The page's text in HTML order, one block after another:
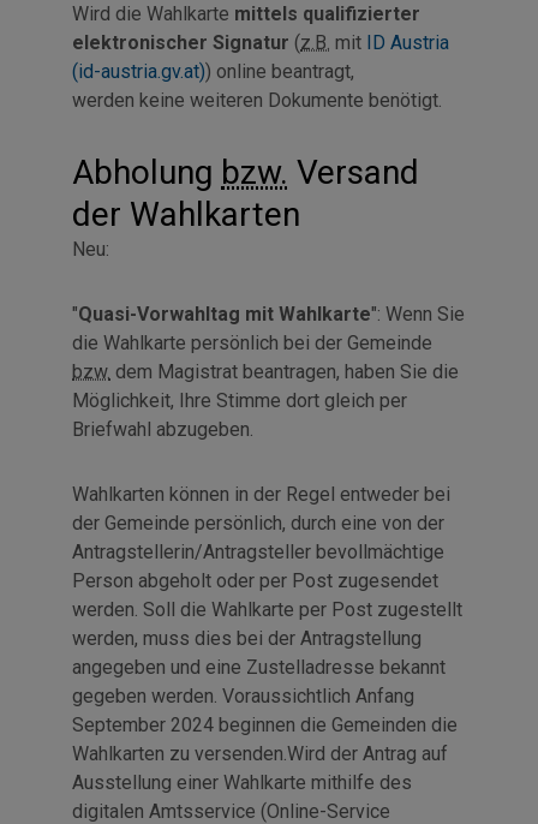
Wird die Wahlkarte mittels qualifizierter
elektronischer Signatur (z.B. mit ID Austria
(id-austria.gv.at)) online beantragt,
werden keine weiteren Dokumente benötigt.
Abholung bzw. Versand
der Wahlkarten
Neu:
"Quasi-Vorwahltag mit Wahlkarte": Wenn Sie
die Wahlkarte persönlich bei der Gemeinde
bzw. dem Magistrat beantragen, haben Sie die
Möglichkeit, Ihre Stimme dort gleich per
Briefwahl abzugeben.
Wahlkarten können in der Regel entweder bei
der Gemeinde persönlich, durch eine von der
Antragstellerin/Antragsteller bevollmächtige
Person abgeholt oder per Post zugesendet
werden. Soll die Wahlkarte per Post zugestellt
werden, muss dies bei der Antragstellung
angegeben und eine Zustelladresse bekannt
gegeben werden. Voraussichtlich Anfang
September 2024 beginnen die Gemeinden die
Wahlkarten zu versenden.Wird der Antrag auf
Ausstellung einer Wahlkarte mithilfe des
digitalen Amtsservice (Online-Service